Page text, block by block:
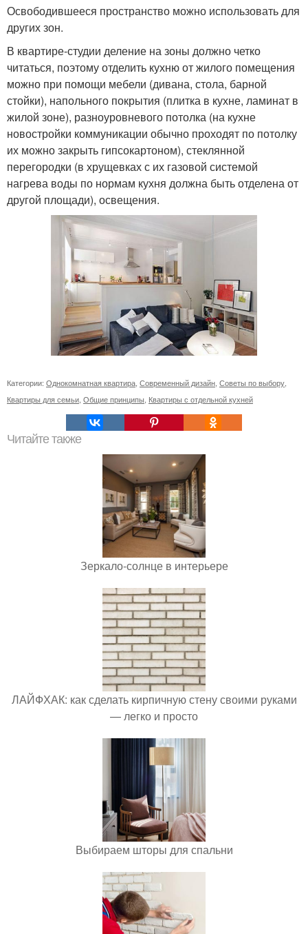
Освободившееся пространство можно использовать для
других зон.
В квартире-студии деление на зоны должно четко
читаться, поэтому отделить кухню от жилого помещения
можно при помощи мебели (дивана, стола, барной
стойки), напольного покрытия (плитка в кухне, ламинат в
жилой зоне), разноуровневого потолка (на кухне
новостройки коммуникации обычно проходят по потолку
их можно закрыть гипсокартоном), стеклянной
перегородки (в хрущевках с их газовой системой
нагрева воды по нормам кухня должна быть отделена от
другой площади), освещения.
Категории: Однокомнатная квартира Современный дизайн Советы по выбору
Квартиры для семьи Общие принципы Квартиры с отдельной кухней
Читайте также
Зеркало-солнце в интерьере
ЛАЙФХАК: как сделать кирпичную стену своими руками
— легко и просто
Выбираем шторы для спальни